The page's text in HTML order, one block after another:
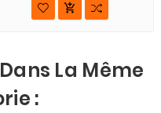

La Même
: